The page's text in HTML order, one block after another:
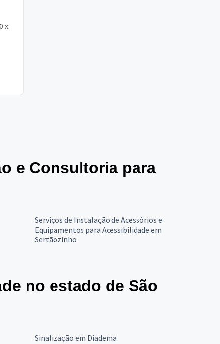
x
e Consultoria para
Serviços de Instalação de Acessórios e
Equipamentos para Acessibilidade em
Sertãozinho
no estado de São
Sinalização em Diadema